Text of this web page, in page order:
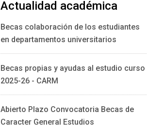
Actualidad académica
Becas colaboración de los estudiantes
en departamentos universitarios
Becas propias y ayudas al estudio curso
2025-26 - CARM
Abierto Plazo Convocatoria Becas de
Caracter General Estudios